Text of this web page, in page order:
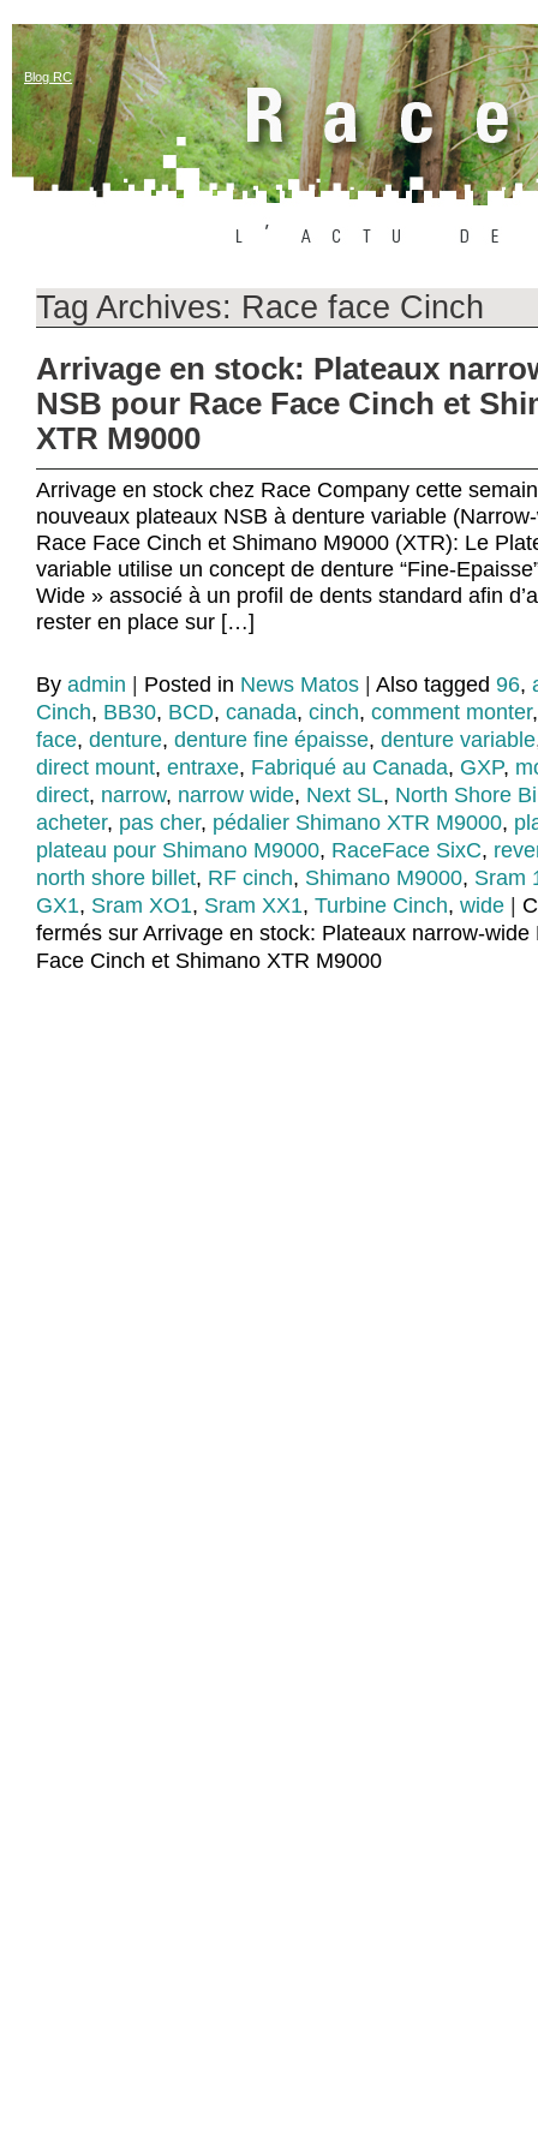
Blog RC
Tag Archives: Race face Cinch
Arrivage en stock: Plateaux
NSB pour Race Face Cinch et
XTR M9000
Arrivage en stock chez Race Company cette
nouveaux plateaux NSB à denture variable
Race Face Cinch et Shimano M9000 (XTR): Le
variable utilise un concept de denture “Fine-
Wide » associé à un profil de dents standard afin
rester en place sur […]
By admin Posted in News Matos Also tagged 96,
Cinch, BB30, BCD, canada, cinch, comment monter
face, denture, denture fine épaisse, denture variable
direct mount, entraxe, Fabriqué au Canada, GXP,
direct, narrow, narrow wide, Next SL, North Shore
acheter, pas cher, pédalier Shimano XTR M9000,
plateau pour Shimano M9000, RaceFace SixC,
north shore billet, RF cinch, Shimano M9000, Sram
GX1, Sram XO1, Sram XX1, Turbine Cinch, wide
fermés sur Arrivage en stock: Plateaux narrow-wide
Face Cinch et Shimano XTR M9000